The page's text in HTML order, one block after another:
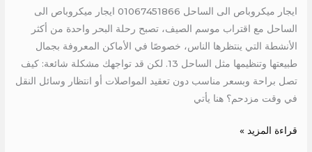
ايجار ميكروباص الى الساحل 01067451866 ايجار ميكروباص الى
الساحل مع اقتراب موسم الصيف، تصبح رحلة البحر واحدة من أكثر
الأنشطة التي ينتظرها الناس، خصوصًا في الأماكن المعروفة بجمال
طبيعتها وتنظيمها مثل الساحل 13. لكن قد تواجهك مشكلة شائعة: كيف
تصل براحة وبسعر مناسب دون تعقيد المواصلات أو انتظار وسائل النقل
في وقت مزدحم؟ هنا يأتي
قراءة المزيد »